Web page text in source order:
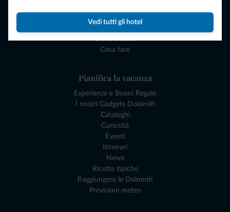
Vedi tutti gli hotel
Attività locali
Dove andare
Cosa fare
Pianifica la vacanza
Esperienze e Buoni Regalo
I nostri Gadgets Dolomiti
Cataloghi
Curiosità
Eventi
Itinerari
News
Ricette tipiche
Raggiungere le Dolomiti
Previsioni meteo